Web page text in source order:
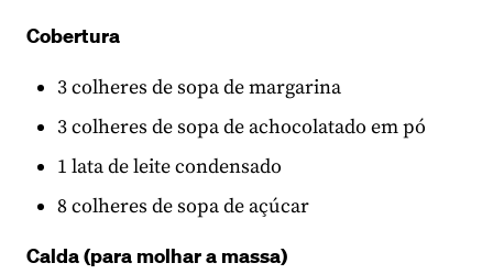
Cobertura
3 colheres de sopa de margarina
3 colheres de sopa de achocolatado em pó
1 lata de leite condensado
8 colheres de sopa de açúcar
Calda (para molhar a massa)